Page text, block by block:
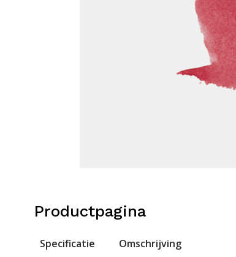
Productpagina
Specificatie
Omschrijving